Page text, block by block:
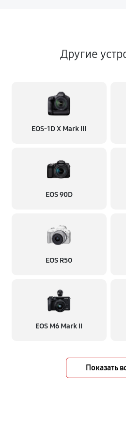
Другие
EOS‑1D X Mark III
EOS 90D
EOS R50
EOS M6 Mark II
Показать